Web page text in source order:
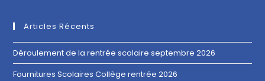
Articles Récents
Déroulement de la rentrée scolaire septembre 2026
Fournitures Scolaires Collège rentrée 2026